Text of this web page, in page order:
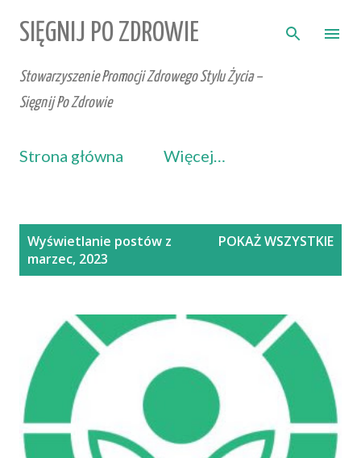
Przejdź do głównej zawartości
SIĘGNIJ PO ZDROWIE
Stowarzyszenie Promocji Zdrowego Stylu Życia –
Sięgnij Po Zdrowie
Strona główna Więcej…
Wyświetlanie postów z
marzec, 2023
POKAŻ WSZYSTKIE